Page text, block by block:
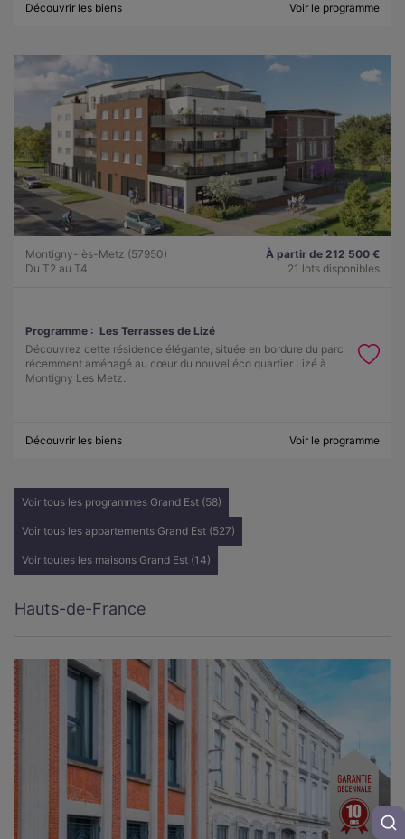
Découvrir les biens Voir le programme
Montigny-lès-Metz (57950)
Du T2 au T4
À partir de 212 500 €
21 lots disponibles
Programme : Les Terrasses de Lizé
Découvrez cette résidence élégante, située en bordure du parc
récemment aménagé au cœur du nouvel éco quartier Lizé à
Montigny Les Metz.
Découvrir les biens Voir le programme
Voir tous les programmes Grand Est (58)
Voir tous les appartements Grand Est (527)
Voir toutes les maisons Grand Est (14)
Hauts-de-France